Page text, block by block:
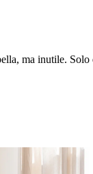
ma inutile. Solo